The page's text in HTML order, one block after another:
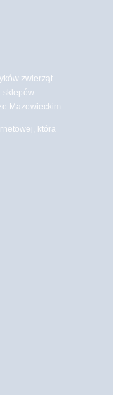
zwierząt
sklepów
Mazowieckim
która